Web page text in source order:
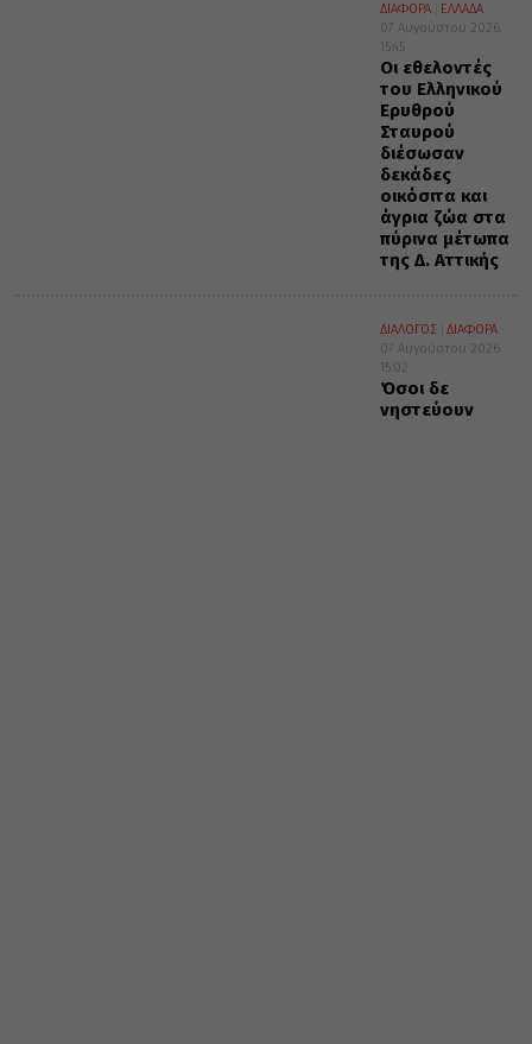
ΔΙΑΦΟΡΑ
ΕΛΛΑΔΑ
07 Αυγούστου 2026
15:45
Οι εθελοντές
του Ελληνικού
Ερυθρού
Σταυρού
διέσωσαν
δεκάδες
οικόσιτα και
άγρια ζώα στα
πύρινα μέτωπα
της Δ. Αττικής
ΔΙΑΛΟΓΟΣ
ΔΙΑΦΟΡΑ
07 Αυγούστου 2026
15:02
Όσοι δε
νηστεύουν